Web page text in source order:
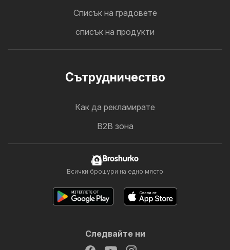
Cписък на градовете
списък на продукти
Cътрудничество
Как да рекламирате
B2B зона
Broshurko
Всички брошури на едно място
Следвайте ни